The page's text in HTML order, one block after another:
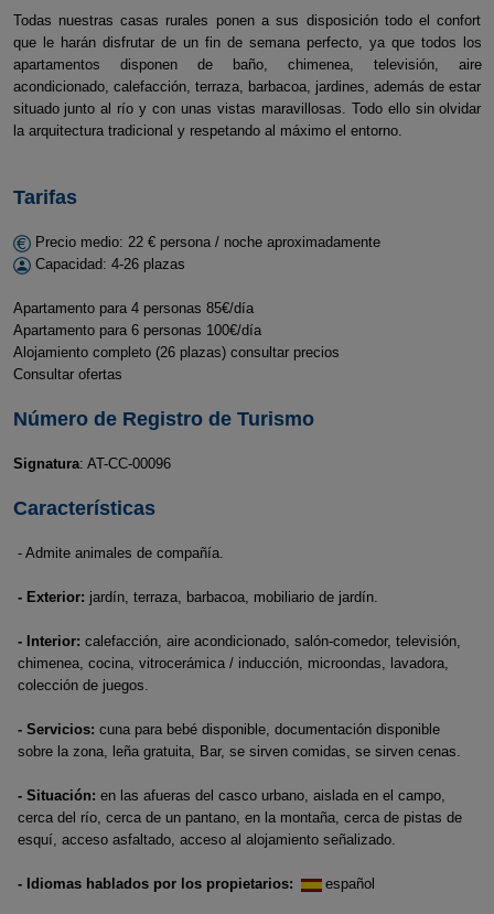
Todas nuestras casas rurales ponen a sus disposición todo el confort
que le harán disfrutar de un fin de semana perfecto, ya que todos los
apartamentos disponen de baño, chimenea, televisión, aire
acondicionado, calefacción, terraza, barbacoa, jardines, además de estar
situado junto al río y con unas vistas maravillosas. Todo ello sin olvidar
la arquitectura tradicional y respetando al máximo el entorno.
Tarifas
Precio medio: 22 € persona / noche aproximadamente
Capacidad: 4-26 plazas
Apartamento para 4 personas 85€/día
Apartamento para 6 personas 100€/día
Alojamiento completo (26 plazas) consultar precios
Consultar ofertas
Número de Registro de Turismo
Signatura: AT-CC-00096
Características
- Admite animales de compañía.
- Exterior: jardín, terraza, barbacoa, mobiliario de jardín.
- Interior: calefacción, aire acondicionado, salón-comedor, televisión,
chimenea, cocina, vitrocerámica / inducción, microondas, lavadora,
colección de juegos.
- Servicios: cuna para bebé disponible, documentación disponible
sobre la zona, leña gratuita, Bar, se sirven comidas, se sirven cenas.
- Situación: en las afueras del casco urbano, aislada en el campo,
cerca del río, cerca de un pantano, en la montaña, cerca de pistas de
esquí, acceso asfaltado, acceso al alojamiento señalizado.
- Idiomas hablados por los propietarios: español